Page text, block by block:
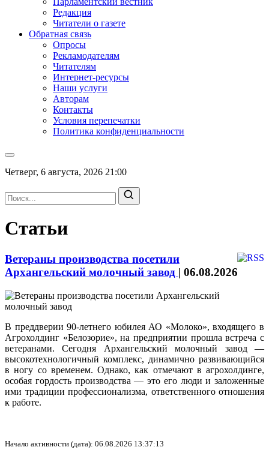
Редакция
Читатели о газете
Обратная связь
Опросы
Рекламодателям
Читателям
Интернет-ресурсы
Наши услуги
Авторам
Контакты
Условия перепечатки
Политика конфиденциальности
Четверг, 6 августа, 2026 21:00
Статьи
Ветераны производства посетили
Архангельский молочный завод | 06.08.2026
В преддверии 90-летнего юбилея АО «Молоко», входящего в
Агрохолдинг «Белозорие», на предприятии прошла встреча с
ветеранами. Сегодня Архангельский молочный завод —
высокотехнологичный комплекс, динамично развивающийся
в ногу со временем. Однако, как отмечают в агрохолдинге,
особая гордость производства — это его люди и заложенные
ими традиции профессионализма, ответственного отношения
к работе.
Начало активности (дата): 06.08.2026 13:37:13